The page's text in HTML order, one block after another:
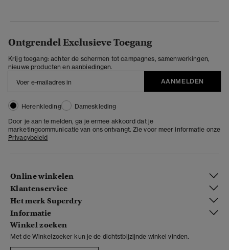
Ontgrendel Exclusieve Toegang
Krijg toegang: achter de schermen tot campagnes, samenwerkingen,
nieuwe producten en aanbiedingen.
AANMELDEN
Herenkleding
Dameskleding
Door je aan te melden, ga je ermee akkoord dat je
marketingcommunicatie van ons ontvangt. Zie voor meer informatie onze
Privacybeleid
Online winkelen
Klantenservice
Het merk Superdry
Informatie
Winkel zoeken
Met de Winkelzoeker kun je de dichtstbijzijnde winkel vinden.